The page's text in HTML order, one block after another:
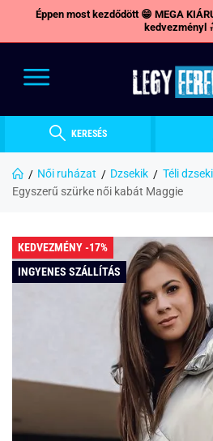
Éppen most kezdődött 😁 MEGA
kedvezményl
KERESÉS
Női ruházat Dzsekik
Téli
Egyszerű szürke női kabát Maggie
KEDVEZMÉNY -17%
INGYENES SZÁLLÍTÁS